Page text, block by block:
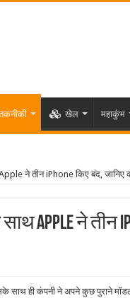
खेल महाकुंभ
ने तीन iPhone किए बंद, जानिए
Apple ने तीन
साथ ही कंपनी ने अपने कुछ पुराने